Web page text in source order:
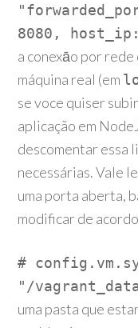
8080,
a conexāo por rede
máquina real (em
se voce quiser
aplicação em
descomentar essa
necessárias. Vale
uma porta aberta,
modificar de
#
"/
uma pasta que